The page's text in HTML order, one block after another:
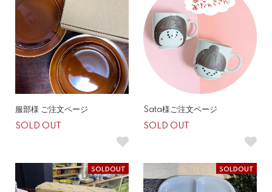
服部様 ご注文ページ
SOLD OUT
Sata様ご注文ページ
SOLD OUT
SOLDOUT SOLDOUT